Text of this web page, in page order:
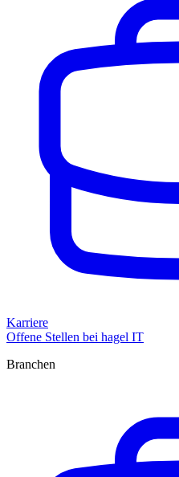
Karriere
Offene Stellen bei hagel IT
Branchen